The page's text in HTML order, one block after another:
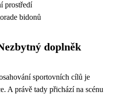
prostředí
bidonů
doplněk
sportovních cílů je
A právě tady přichází na scénu